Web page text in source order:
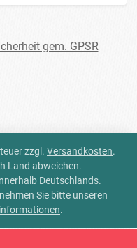
gem. GPSR
zzgl. Versandkosten.
Land abweichen.
Deutschlands.
Sie bitte unseren
.